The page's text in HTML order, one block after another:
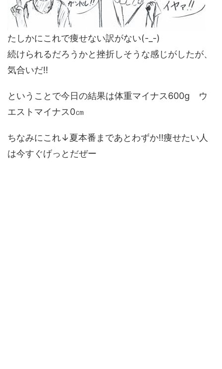
たしかにこれで痩せない訳がない(-_-)
続けられるだろうかと挫折しそうな感じがしたが、
気合いだ!!
ということで今日の結果は体重マイナス600g ウ
エストマイナス0㎝
ちなみにこれ↓夏本番まであとわずか!!痩せたい人
は今すぐげっとだぜー